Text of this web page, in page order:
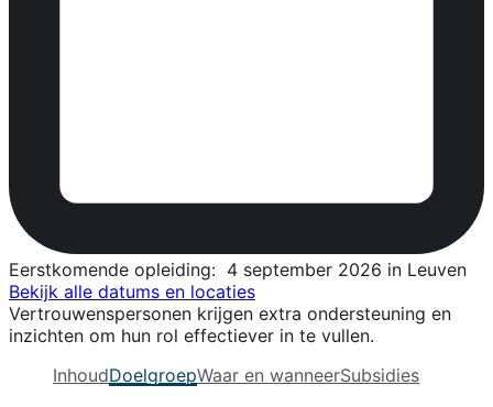
Eerstkomende opleiding: 4 september 2026 in Leuven
Bekijk alle datums en locaties
Vertrouwenspersonen krijgen extra ondersteuning en
inzichten om hun rol effectiever in te vullen.
InhoudDoelgroepWaar en wanneerSubsidies